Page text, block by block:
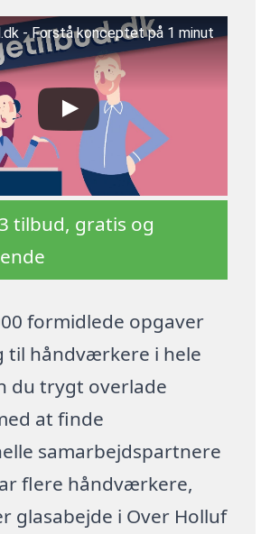
- Forstå konceptet på 1 minut
tilbud, gratis og
formidlede opgaver
til håndværkere i hele
du trygt overlade
at finde
samarbejdspartnere
flere håndværkere,
glasabejde i Over Holluf